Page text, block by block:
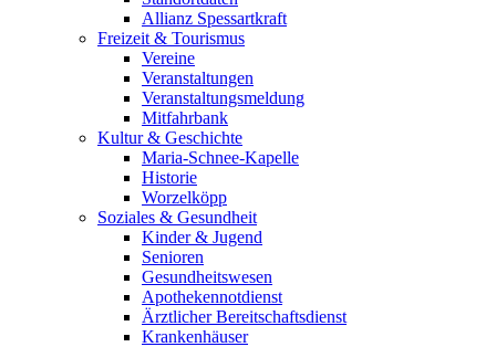
Allianz Spessartkraft
Freizeit & Tourismus
Vereine
Veranstaltungen
Veranstaltungsmeldung
Mitfahrbank
Kultur & Geschichte
Maria-Schnee-Kapelle
Historie
Worzelköpp
Soziales & Gesundheit
Kinder & Jugend
Senioren
Gesundheitswesen
Apothekennotdienst
Ärztlicher Bereitschaftsdienst
Krankenhäuser